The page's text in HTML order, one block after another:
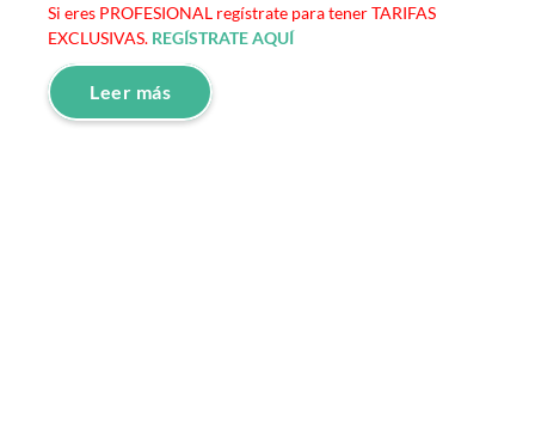
Si eres PROFESIONAL regístrate para tener TARIFAS
EXCLUSIVAS. REGÍSTRATE AQUÍ
Leer más